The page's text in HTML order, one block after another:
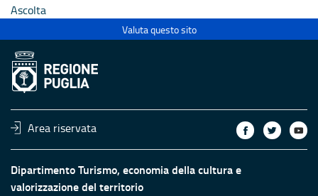
Ascolta
Valuta questo sito
Area riservata
Dipartimento Turismo, economia della cultura e
valorizzazione del territorio